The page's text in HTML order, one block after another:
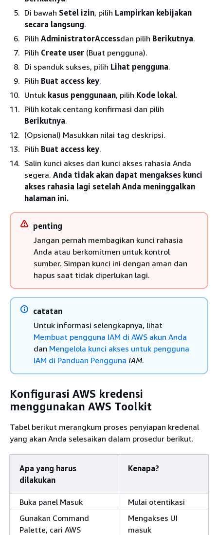
Di bawah Setel izin, pilih Lampirkan kebijakan
secara langsung.
Pilih AdministratorAccessdan pilih Berikutnya.
Pilih Create user (Buat pengguna).
Di spanduk sukses, pilih Lihat pengguna.
Pilih Buat access key.
Untuk kasus penggunaan, pilih Kode lokal.
Pilih kotak centang konfirmasi dan pilih
Berikutnya.
(Opsional) Masukkan nilai tag deskripsi.
Pilih Buat access key.
Salin kunci akses dan kunci akses rahasia Anda
segera. Anda tidak akan dapat mengakses kunci
akses rahasia lagi setelah Anda meninggalkan
halaman ini.
penting
Jangan pernah membagikan kunci rahasia
Anda atau berkomitmen untuk kontrol
sumber. Simpan kunci ini dengan aman dan
hapus saat tidak diperlukan lagi.
catatan
Untuk informasi selengkapnya, lihat
Membuat pengguna IAM di AWS akun Anda
dan Mengelola kunci akses untuk pengguna
IAM di Panduan Pengguna IAM.
Konfigurasi AWS kredensi
menggunakan AWS Toolkit
Tabel berikut merangkum proses penyiapan kredenal
yang akan Anda selesaikan dalam prosedur berikut.
Apa yang harus
dilakukan
Kenapa?
Buka panel Masuk
Mulai otentikasi
Gunakan Command
Palette, cari AWS
Mengakses UI
masuk